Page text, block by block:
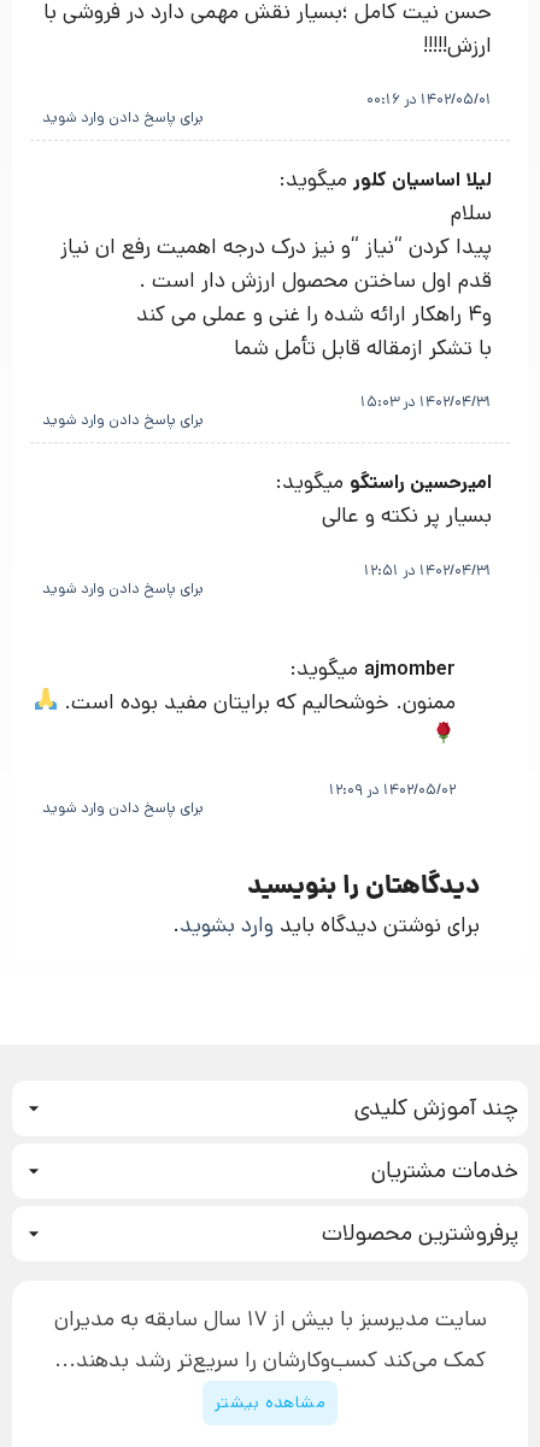
حسن نیت کامل ؛بسیار نقش مهمی دارد در فروشی با
ارزش!!!!!
1402/05/01 در 00:16
برای پاسخ دادن وارد شوید
لیلا اساسیان کلور میگوید:
سلام
پیدا کردن “نیاز “و نیز درک درجه اهمیت رفع ان نیاز
قدم اول ساختن محصول ارزش دار است .
و4 راهکار ارائه شده را غنی و عملی می کند
با تشکر ازمقاله قابل تأمل شما
1402/04/31 در 15:03
برای پاسخ دادن وارد شوید
امیرحسین راستگو میگوید:
بسیار پر نکته و عالی
1402/04/31 در 12:51
برای پاسخ دادن وارد شوید
ajmomber میگوید:
ممنون. خوشحالیم که برایتان مفید بوده است.
1402/05/02 در 12:09
برای پاسخ دادن وارد شوید
دیدگاهتان را بنویسید
برای نوشتن دیدگاه باید وارد بشوید.
چند آموزش کلیدی
بازاریابی عصبی
تبلیغ نویسی
افزایش عملکرد
چگونه کتاب بنویسیم
دوره اینستاگرام
خدمات مشتریان
آموزش دسترسی به دانلود فایل‌ها
پیگیری سفارش
پشتیبانی
قوانین و مقررات سایت
پرفروشترین محصولاتدوره جدید سیستم سازی
سایت مدیرسبز با بیش از 17 سال سابقه به مدیران
کمک می‌کند کسب‌و‌کارشان را سریع‌تر رشد بدهند...
مشاهده بیشتر